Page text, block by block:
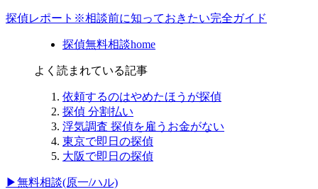
探偵レポート※相談前に知っておきたい完全ガイド
探偵無料相談home
よく読まれている記事
依頼するのはやめたほうが探偵
探偵 分割払い
浮気調査 探偵を雇うお金がない
東京で即日の探偵
大阪で即日の探偵
▶無料相談(原一/ハル)